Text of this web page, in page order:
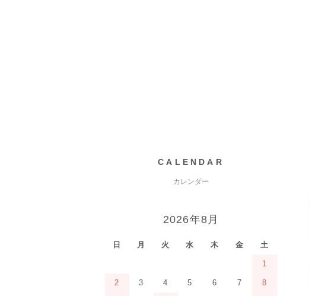
CALENDAR
カレンダー
2026年8月
日 月 火 水 木 金 土
1
2 3 4 5 6 7 8